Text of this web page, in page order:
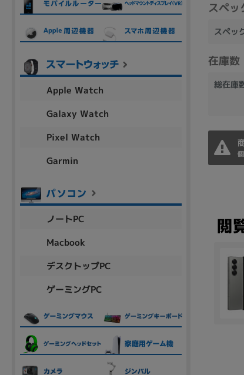
スペッ
スペッ
在庫数
総在庫
Apple Watch
Galaxy Watch
Pixel Watch
Garmin
ノートPC
Macbook
デスクトップPC
ゲーミングPC
ランク
商品状態の絞り込み
新品/未使用 中古 新品 Aランク
容量
~
円 ～